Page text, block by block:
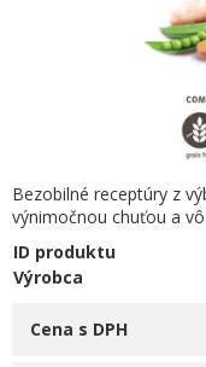
Bezobilné receptúry z
výnimočnou chuťou a
ID produktu
Výrobca
Cena s DPH